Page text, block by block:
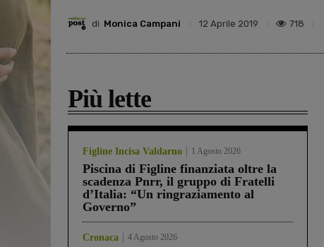
di Monica Campani 12 Aprile 2019 718
Più lette
Figline Incisa Valdarno 1 Agosto 2026
Piscina di Figline finanziata oltre la
scadenza Pnrr, il gruppo di Fratelli
d’Italia: “Un ringraziamento al
Governo”
Cronaca 4 Agosto 2026